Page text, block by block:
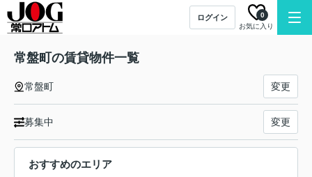
ログイン
お気に入り
0
常盤町の賃貸物件一覧
常盤町 変更
募集中 変更
おすすめのエリア